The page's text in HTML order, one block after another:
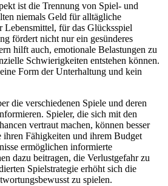
ist die Trennung von Spiel- und
niemals Geld für alltägliche
Lebensmittel, für das Glücksspiel
fördert nicht nur ein gesünderes
hilft auch, emotionale Belastungen zu
Schwierigkeiten entstehen können.
Form der Unterhaltung und kein
die verschiedenen Spiele und deren
Spieler, die sich mit den
vertraut machen, können besser
ihren Fähigkeiten und ihrem Budget
ermöglichen informierte
dazu beitragen, die Verlustgefahr zu
Spielstrategie erhöht sich die
zu spielen.